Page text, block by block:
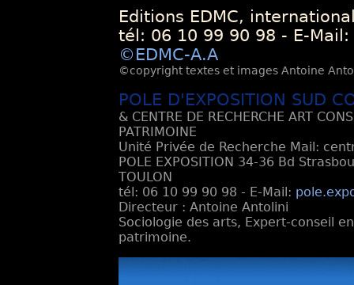
Editions EDMC,
tél: 06 10 99 90 98 - E-Mail:
©EDMC-A.A
©copyright textes et images Antoine
POLE D'EXPOSITION SUD
& CENTRE DE RECHERCHE ART
PATRIMOINE
Unité Privée de Recherche Mail:
POLE EXPOSITION 34-36 Bd
TOULON
tél: 06 10 99 90 98 - E-Mail:
Directeur : Antoine Antolini
Sociologie des arts, Expert-conseil
patrimoine.